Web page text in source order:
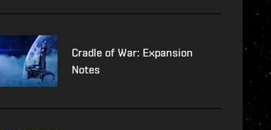
Cradle of War: Expansion
Notes